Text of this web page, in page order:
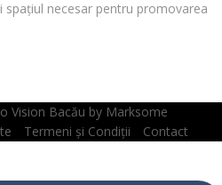
necesar pentru promovarea
Vision Bacău by Marksome
Termeni și Condiții Contact